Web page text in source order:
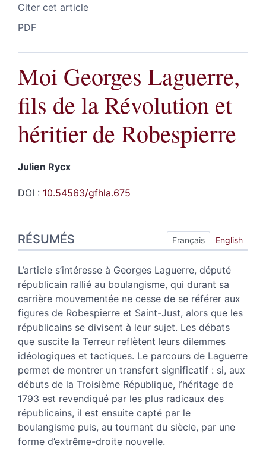
Citer cet article
PDF
Moi Georges Laguerre,
fils de la Révolution et
héritier de Robespierre
Julien Rycx
DOI : 10.54563/gfhla.675
Index
Plan
Texte
Notes
Citer cet article
Auteur
RÉSUMÉS Français English
L’article s’intéresse à Georges Laguerre, député
républicain rallié au boulangisme, qui durant sa
carrière mouvementée ne cesse de se référer aux
figures de Robespierre et Saint-Just, alors que les
républicains se divisent à leur sujet. Les débats
que suscite la Terreur reflètent leurs dilemmes
idéologiques et tactiques. Le parcours de Laguerre
permet de montrer un transfert significatif : si, aux
débuts de la Troisième République, l’héritage de
1793 est revendiqué par les plus radicaux des
républicains, il est ensuite capté par le
boulangisme puis, au tournant du siècle, par une
forme d’extrême-droite nouvelle.